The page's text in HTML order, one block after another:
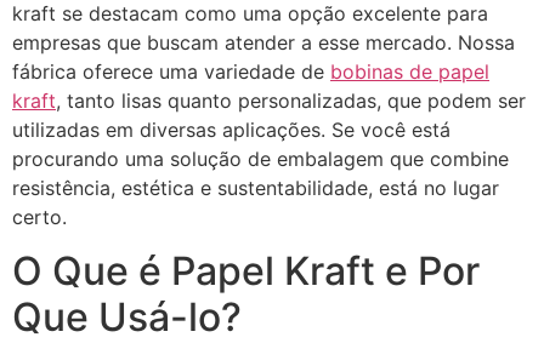
kraft se destacam como uma opção excelente para
empresas que buscam atender a esse mercado. Nossa
fábrica oferece uma variedade de bobinas de papel
kraft, tanto lisas quanto personalizadas, que podem ser
utilizadas em diversas aplicações. Se você está
procurando uma solução de embalagem que combine
resistência, estética e sustentabilidade, está no lugar
certo.
O Que é Papel Kraft e Por
Que Usá-lo?